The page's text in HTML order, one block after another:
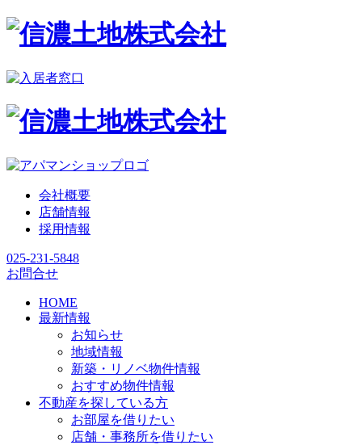
会社概要
店舗情報
採用情報
025-231-5848
お問合せ
HOME
最新情報
お知らせ
地域情報
新築・リノベ物件情報
おすすめ物件情報
不動産を探している方
お部屋を借りたい
店舗・事務所を借りたい